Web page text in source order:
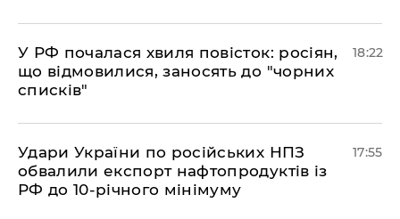
​У РФ почалася хвиля повісток: росіян,
що відмовилися, заносять до "чорних
списків"
18:22
​Удари України по російських НПЗ
обвалили експорт нафтопродуктів із
РФ до 10-річного мінімуму
17:55